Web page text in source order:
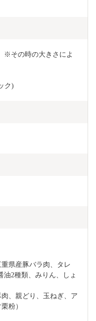
※その時の大きさによ
ク)
県産豚バラ肉、タレ
2種類、みりん、しょ
、親どり、玉ねぎ、ア
粉）